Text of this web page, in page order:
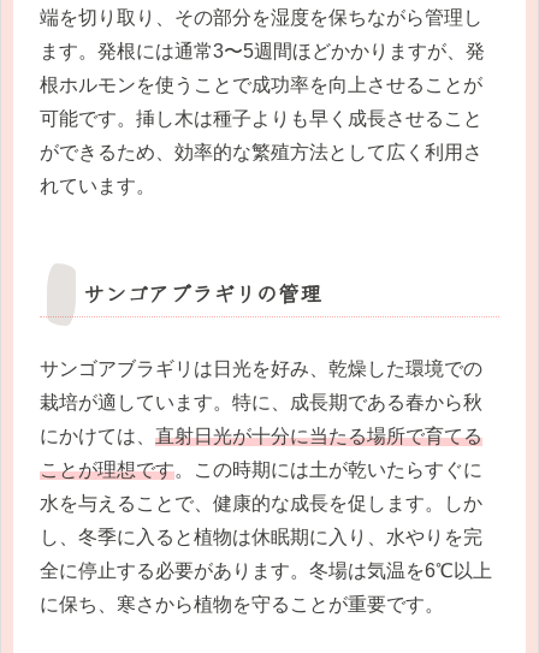
端を切り取り、その部分を湿度を保ちながら管理し
ます。発根には通常3〜5週間ほどかかりますが、発
根ホルモンを使うことで成功率を向上させることが
可能です。挿し木は種子よりも早く成長させること
ができるため、効率的な繁殖方法として広く利用さ
れています。
サンゴアブラギリの管理
サンゴアブラギリは日光を好み、乾燥した環境での
栽培が適しています。特に、成長期である春から秋
にかけては、 直射日光が十分に当たる場所で育てる
ことが理想です。この時期には土が乾いたらすぐに
水を与えることで、健康的な成長を促します。しか
し、冬季に入ると植物は休眠期に入り、水やりを完
全に停止する必要があります。冬場は気温を6℃以上
に保ち、寒さから植物を守ることが重要です。